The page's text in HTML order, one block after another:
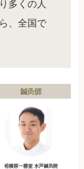
多くの人
、全国で